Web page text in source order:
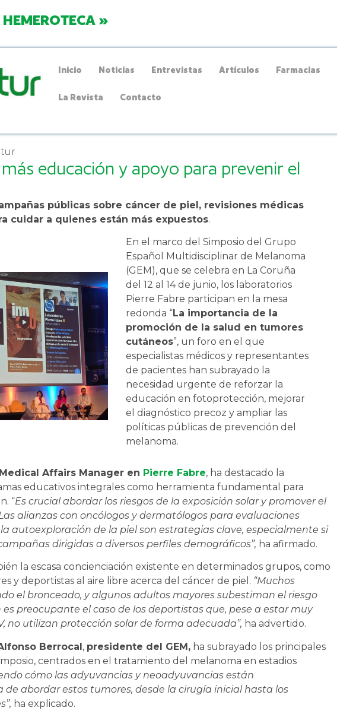
HEMEROTECA »
Inicio Noticias Entrevistas Artículos Farmacias
La Revista Contacto
educación y apoyo para prevenir el
públicas sobre cáncer de piel, revisiones médicas
cuidar a quienes están más expuestos.
En el marco del Simposio del Grupo
Español Multidisciplinar de Melanoma
(GEM), que se celebra en La Coruña
del 12 al 14 de junio, los laboratorios
Pierre Fabre participan en la mesa
redonda “La importancia de la
promoción de la salud en tumores
cutáneos”, un foro en el que
especialistas médicos y representantes
de pacientes han subrayado la
necesidad urgente de reforzar la
educación en fotoprotección, mejorar
el diagnóstico precoz y ampliar las
políticas públicas de prevención del
melanoma.
Medical Affairs Manager en Pierre Fabre, ha destacado la
educativos integrales como herramienta fundamental para
“Es crucial abordar los riesgos de la exposición solar y promover el
alianzas con oncólogos y dermatólogos para evaluaciones
autoexploración de la piel son estrategias clave, especialmente si
dirigidas a diversos perfiles demográficos”, ha afirmado.
la escasa concienciación existente en determinados grupos, como
y deportistas al aire libre acerca del cáncer de piel. “Muchos
el bronceado, y algunos adultos mayores subestiman el riesgo
preocupante el caso de los deportistas que, pese a estar muy
no utilizan protección solar de forma adecuada”, ha advertido.
Berrocal, presidente del GEM, ha subrayado los principales
centrados en el tratamiento del melanoma en estadios
cómo las adyuvancias y neoadyuvancias están
de abordar estos tumores, desde la cirugía inicial hasta los
ha explicado.